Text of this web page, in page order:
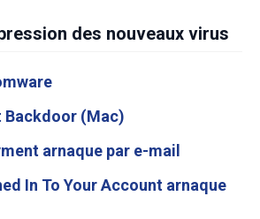
des nouveaux virus
Backdoor (Mac)
arnaque par e-mail
In To Your Account arnaque